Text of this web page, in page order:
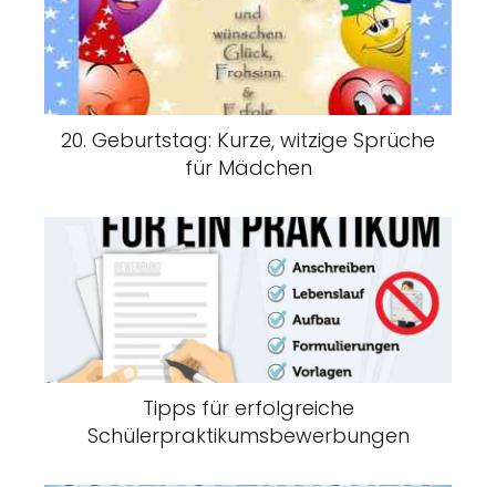
20. Geburtstag: Kurze, witzige Sprüche
für Mädchen
Tipps für erfolgreiche
Schülerpraktikumsbewerbungen